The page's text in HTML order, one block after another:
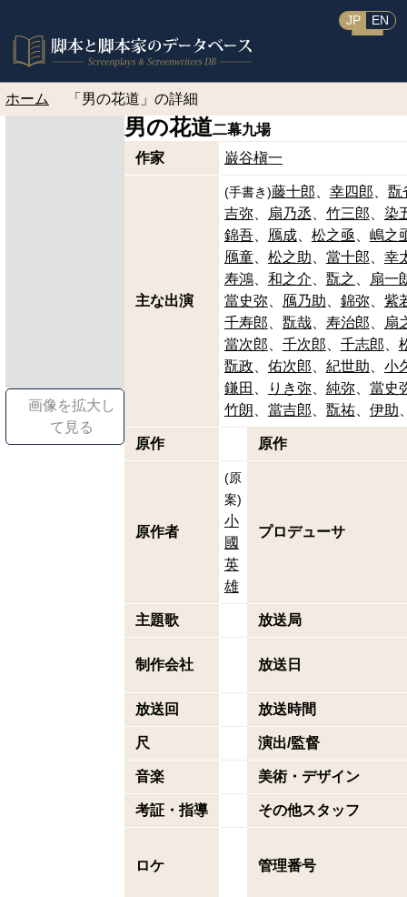
JP EN
ホーム 「男の花道」の詳細
画像を拡大し
て見る
男の花道二幕九場
作家
巌谷槇一
主な出演
(手書き )藤十郎 幸四郎
翫
吉弥
扇乃丞 竹三郎
染
錦吾
鴈成 松之亟
嶋之
鴈童
松之助 當十郎
幸
寿鴻
和之介 翫之
扇一
當史弥
鴈乃助 錦弥
紫
千寿郎
翫哉 寿治郎
扇
當次郎
千次郎 千志郎
翫政
佑次郎 紀世助
小
鎌田
りき弥 純弥
當史
竹朗
當吉郎 翫祐 伊助
原作 原作
原作者
(原
案)
小
國
英
雄
プロデューサ
主題歌 放送局
制作会社 放送日
放送回 放送時間
尺 演出/監督
音楽 美術・デザイン
考証・指導 その他スタッフ
ロケ 管理番号